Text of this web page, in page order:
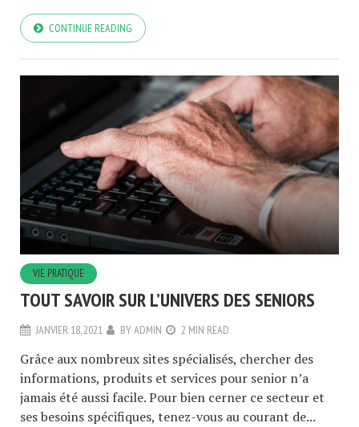
CONTINUE READING
VIE PRATIQUE
TOUT SAVOIR SUR L’UNIVERS DES SENIORS
JANVIER 18, 2021 BYADMIN 2 MIN READ
Grâce aux nombreux sites spécialisés, chercher des
informations, produits et services pour senior n’a
jamais été aussi facile. Pour bien cerner ce secteur et
ses besoins spécifiques, tenez-vous au courant de...